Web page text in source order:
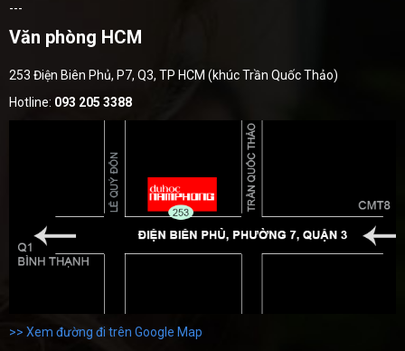
---
Văn phòng HCM
253 Điện Biên Phủ, P7, Q3, TP HCM (khúc Trần Quốc Thảo)
Hotline: 093 205 3388
>> Xem đường đi trên Google Map